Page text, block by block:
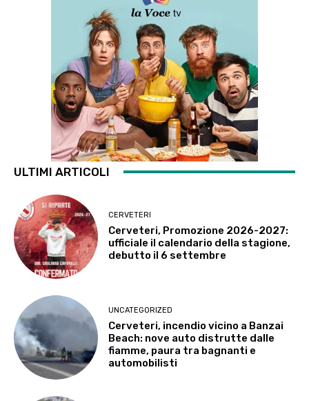
ULTIMI ARTICOLI
CERVETERI
Cerveteri, Promozione 2026-2027:
ufficiale il calendario della stagione,
debutto il 6 settembre
UNCATEGORIZED
Cerveteri, incendio vicino a Banzai
Beach: nove auto distrutte dalle
fiamme, paura tra bagnanti e
automobilisti